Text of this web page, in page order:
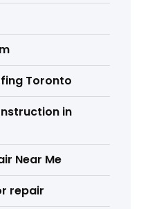
Toronto
in
Near Me
repair